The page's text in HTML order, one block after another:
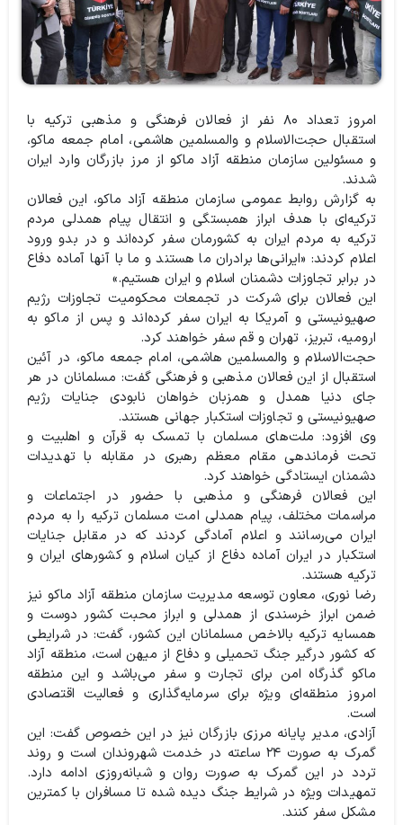
امروز تعداد ۸۰ نفر از فعالان فرهنگی و مذهبی ترکیه با
استقبال حجت‌الاسلام و والمسلمین هاشمی، Iمام جمعه ماکو،
و مسئولین سازمان منطقه آزاد ماکو از مرز بازرگان وارد ایران
شدند.
به گزارش روابط عمومی سازمان منطقه آزاد ماکو، این فعالان
ترکیه‌ای با هدف ابراز همبستگی و انتقال پیام همدلی مردم
ترکیه به مردم ایران به کشورمان سفر کرده‌اند و در بدو ورود
اعلام کردند: «ایرانی‌ها برادران ما هستند و ما با آنها آماده دفاع
در برابر تجاوزات دشمنان اسلام و ایران هستیم.»
این فعالان برای شرکت در تجمعات محکومیت تجاوزات رژیم
صهیونیستی و آمریکا به ایران سفر کرده‌اند و پس از ماکو به
ارومیه، تبریز، تهران و قم سفر خواهند کرد.
حجت‌الاسلام و والمسلمین هاشمی، امام جمعه ماکو، در آئین
استقبال از این فعالان مذهبی و فرهنگی گفت: مسلمانان در هر
جای دنیا همدل و همزبان خواهان نابودی جنایات رژیم
صهیونیستی و تجاوزات استکبار جهانی هستند.
وی افزود: ملت‌های مسلمان با تمسک به قرآن و اهلبیت و
تحت فرماندهی مقام معظم رهبری در مقابله با تهدیدات
دشمنان ایستادگی خواهند کرد.
این فعالان فرهنگی و مذهبی با حضور در اجتماعات و
مراسمات مختلف، پیام همدلی امت مسلمان ترکیه را به مردم
ایران می‌رسانند و اعلام آمادگی کردند که در مقابل جنایات
استکبار در ایران آماده دفاع از کیان اسلام و کشورهای ایران و
ترکیه هستند.
رضا نوری، معاون توسعه مدیریت سازمان منطقه آزاد ماکو نیز
ضمن ابراز خرسندی از همدلی و ابراز محبت کشور دوست و
همسایه ترکیه بالاخص مسلمانان این کشور، گفت: در شرایطی
که کشور درگیر جنگ تحمیلی و دفاع از میهن است، منطقه آزاد
ماکو گذرگاه امن برای تجارت و سفر می‌باشد و این منطقه
امروز منطقه‌ای ویژه برای سرمایه‌گذاری و فعالیت اقتصادی
است.
آزادی، مدیر پایانه مرزی بازرگان نیز در این خصوص گفت: این
گمرک به صورت ۲۴ ساعته در خدمت شهروندان است و روند
تردد در این گمرک به صورت روان و شبانه‌روزی ادامه دارد.
تمهیدات ویژه در شرایط جنگ دیده شده تا مسافران با کمترین
مشکل سفر کنند.